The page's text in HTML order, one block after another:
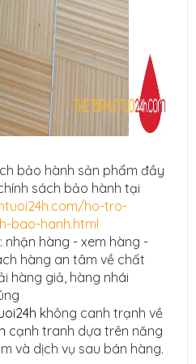
bảo hành sản phẩm đầy
sách bảo hành tại
ho-tro-
bao-hanh.html
nhận hàng - xem hàng -
hàng an tâm về chất
hàng giả, hàng nhái
không canh trạnh về
cạnh tranh dựa trên năng
và dịch vụ sau bán hàng.